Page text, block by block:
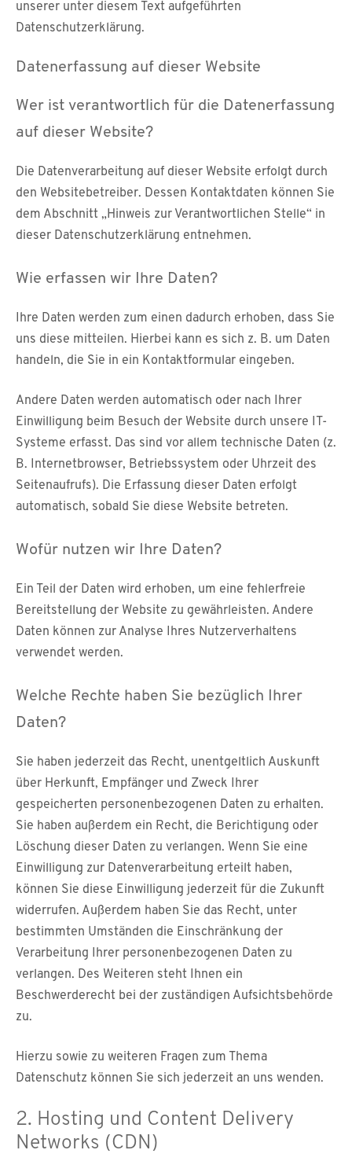
unserer unter diesem Text aufgeführten
Datenschutzerklärung.
Datenerfassung auf dieser Website
Wer ist verantwortlich für die Datenerfassung
auf dieser Website?
Die Datenverarbeitung auf dieser Website erfolgt durch
den Websitebetreiber. Dessen Kontaktdaten können Sie
dem Abschnitt „Hinweis zur Verantwortlichen Stelle“ in
dieser Datenschutzerklärung entnehmen.
Wie erfassen wir Ihre Daten?
Ihre Daten werden zum einen dadurch erhoben, dass Sie
uns diese mitteilen. Hierbei kann es sich z. B. um Daten
handeln, die Sie in ein Kontaktformular eingeben.
Andere Daten werden automatisch oder nach Ihrer
Einwilligung beim Besuch der Website durch unsere IT-
Systeme erfasst. Das sind vor allem technische Daten (z.
B. Internetbrowser, Betriebssystem oder Uhrzeit des
Seitenaufrufs). Die Erfassung dieser Daten erfolgt
automatisch, sobald Sie diese Website betreten.
Wofür nutzen wir Ihre Daten?
Ein Teil der Daten wird erhoben, um eine fehlerfreie
Bereitstellung der Website zu gewährleisten. Andere
Daten können zur Analyse Ihres Nutzerverhaltens
verwendet werden.
Welche Rechte haben Sie bezüglich Ihrer
Daten?
Sie haben jederzeit das Recht, unentgeltlich Auskunft
über Herkunft, Empfänger und Zweck Ihrer
gespeicherten personenbezogenen Daten zu erhalten.
Sie haben außerdem ein Recht, die Berichtigung oder
Löschung dieser Daten zu verlangen. Wenn Sie eine
Einwilligung zur Datenverarbeitung erteilt haben,
können Sie diese Einwilligung jederzeit für die Zukunft
widerrufen. Außerdem haben Sie das Recht, unter
bestimmten Umständen die Einschränkung der
Verarbeitung Ihrer personenbezogenen Daten zu
verlangen. Des Weiteren steht Ihnen ein
Beschwerderecht bei der zuständigen Aufsichtsbehörde
zu.
Hierzu sowie zu weiteren Fragen zum Thema
Datenschutz können Sie sich jederzeit an uns wenden.
2. Hosting und Content Delivery
Networks (CDN)